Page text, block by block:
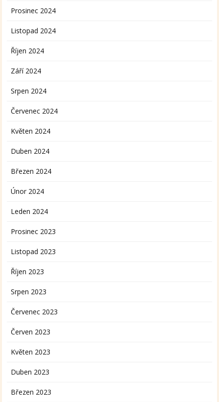
Prosinec 2024
Listopad 2024
Říjen 2024
Září 2024
Srpen 2024
Červenec 2024
Květen 2024
Duben 2024
Březen 2024
Únor 2024
Leden 2024
Prosinec 2023
Listopad 2023
Říjen 2023
Srpen 2023
Červenec 2023
Červen 2023
Květen 2023
Duben 2023
Březen 2023